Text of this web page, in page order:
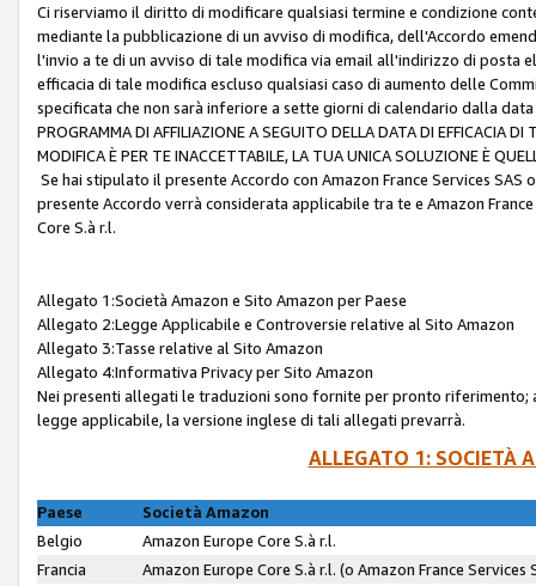
Ci riserviamo il diritto di modificare qualsiasi termine e condizione
mediante la pubblicazione di un avviso di modifica, dell'Accordo
l'invio a te di un avviso di tale modifica via email all'indirizzo di
efficacia di tale modifica escluso qualsiasi caso di aumento delle
specificata che non sarà inferiore a sette giorni di calendario dalla data
PROGRAMMA DI AFFILIAZIONE A SEGUITO DELLA DATA DI EFFICACIA
MODIFICA È PER TE INACCETTABILE, LA TUA UNICA SOLUZIONE È
Se hai stipulato il presente Accordo con Amazon France Services
presente Accordo verrà considerata applicabile tra te e Amazon
Core S.à r.l.
Allegato 1:Società Amazon e Sito Amazon per Paese
Allegato 2:Legge Applicabile e Controversie relative al Sito Amazon
Allegato 3:Tasse relative al Sito Amazon
Allegato 4:Informativa Privacy per Sito Amazon
Nei presenti allegati le traduzioni sono fornite per pronto riferimento;
legge applicabile, la versione inglese di tali allegati prevarrà.
ALLEGATO 1: SOCIETÀ
Paese
Società Amazon
Belgio
Amazon Europe Core S.à r.l.
Francia
Amazon Europe Core S.à r.l. (o Amazon France